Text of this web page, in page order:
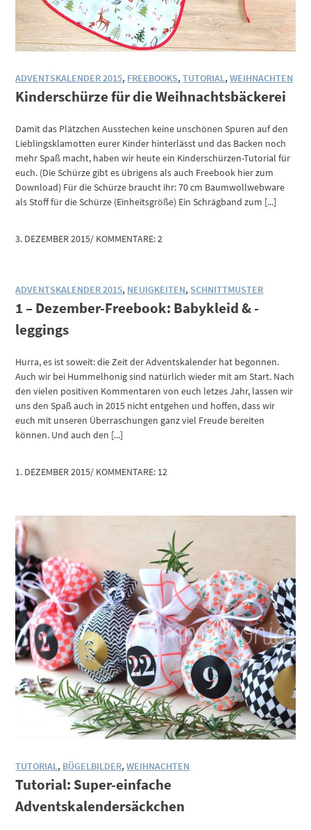
ADVENTSKALENDER 2015, FREEBOOKS,TUTORIAL,WEIHNACHTEN
Kinderschürze für die Weihnachtsbäckerei
Damit das Plätzchen Ausstechen keine unschönen Spuren auf den
Lieblingsklamotten eurer Kinder hinterlässt und das Backen noch
mehr Spaß macht, haben wir heute ein Kinderschürzen-Tutorial für
euch. (Die Schürze gibt es übrigens als auch Freebook hier zum
Download) Für die Schürze braucht ihr: 70 cm Baumwollwebware
als Stoff für die Schürze (Einheitsgröße) Ein Schrägband zum [...]
3. DEZEMBER 2015/ KOMMENTARE: 2
ADVENTSKALENDER 2015, NEUIGKEITEN, SCHNITTMUSTER
1 – Dezember-Freebook: Babykleid & -
leggings
Hurra, es ist soweit: die Zeit der Adventskalender hat begonnen.
Auch wir bei Hummelhonig sind natürlich wieder mit am Start. Nach
den vielen positiven Kommentaren von euch letzes Jahr, lassen wir
uns den Spaß auch in 2015 nicht entgehen und hoffen, dass wir
euch mit unseren Überraschungen ganz viel Freude bereiten
können. Und auch den [...]
1. DEZEMBER 2015/ KOMMENTARE: 12
TUTORIAL, BÜGELBILDER,WEIHNACHTEN
Tutorial: Super-einfache
Adventskalendersäckchen